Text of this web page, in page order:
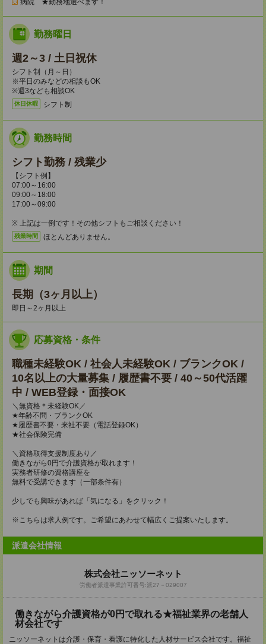
病院 ★勤務地選べます！
勤務曜日
週2～3 / 土日祝休
シフト制（月～日）
※平日のみなどの相談もOK
※週3なども相談OK
休日休暇 シフト制
勤務時間
シフト勤務 / 残業少
【シフト例】
07:00～16:00
09:00～18:00
17:00～09:00
※ 上記は一例です！その他シフトもご相談ください！
残業時間 ほとんどありません。
期間
長期（3ヶ月以上）
即日～2ヶ月以上
応募資格・条件
職種未経験OK / 社会人未経験OK / ブランクOK /
10名以上の大量募集 / 履歴書不要 / 40～50代活躍
中 / WEB登録・面接OK
＼無資格＊未経験OK／
★年齢不問・ブランクOK
★履歴書不要・来社不要（電話登録OK）
★社会保険完備
＼資格取得支援制度あり／
働きながら0円で介護資格が取れます！
実務者研修の資格講座を
無料で受講できます（一部条件有）
少しでも興味があれば「気になる」をクリック！
※こちらは求人例です。ご希望にあわせて幅広くご提案いたします。
派遣会社情報
株式会社ニッソーネット
労働者派遣事業許可番号:派27－029007
働きながら介護資格が0円で取れる★福祉業界の老舗人
材会社です
ニッソーネットは介護・保育・看護に特化した人材サービス会社です。福祉